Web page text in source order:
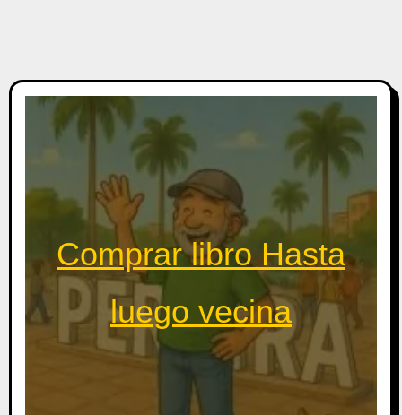
Comprar libro Hasta
luego vecina